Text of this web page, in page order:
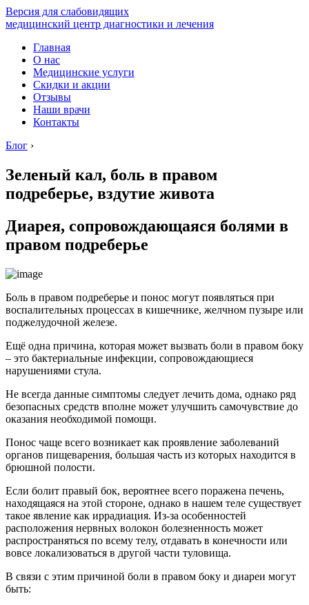
Версия для слабовидящих
медицинский центр диагностики и лечения
Главная
О нас
Медицинские услуги
Скидки и акции
Отзывы
Наши врачи
Контакты
Блог ›
Зеленый кал, боль в правом
подреберье, вздутие живота
Диарея, сопровождающаяся болями в
правом подреберье
Боль в правом подреберье и понос могут появляться при
воспалительных процессах в кишечнике, желчном пузыре или
поджелудочной железе.
Ещё одна причина, которая может вызвать боли в правом боку
– это бактериальные инфекции, сопровождающиеся
нарушениями стула.
Не всегда данные симптомы следует лечить дома, однако ряд
безопасных средств вполне может улучшить самочувствие до
оказания необходимой помощи.
Понос чаще всего возникает как проявление заболеваний
органов пищеварения, большая часть из которых находится в
брюшной полости.
Если болит правый бок, вероятнее всего поражена печень,
находящаяся на этой стороне, однако в нашем теле существует
такое явление как иррадиация. Из-за особенностей
расположения нервных волокон болезненность может
распространяться по всему телу, отдавать в конечности или
вовсе локализоваться в другой части туловища.
В связи с этим причиной боли в правом боку и диареи могут
быть: